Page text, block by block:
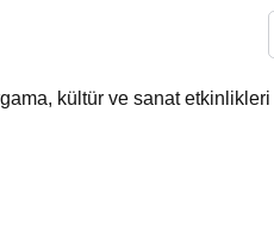
kültür ve sanat